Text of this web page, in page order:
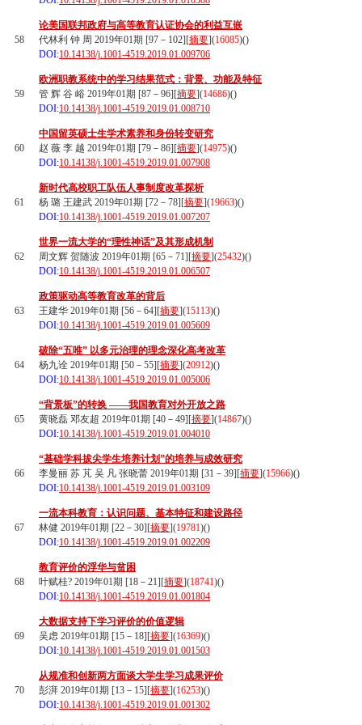
58
论美国联邦政府与高等教育认证协会的利益互嵌
代林利 钟 周 2019年01期 [97－102][摘要](16085)()
DOI:10.14138/j.1001-4519.2019.01.009706
59
欧洲职教系统中的学习结果范式：背景、功能及特征
管 辉 谷 峪 2019年01期 [87－96][摘要](14686)()
DOI:10.14138/j.1001-4519.2019.01.008710
60
中国留英硕士生学术素养和身份转变研究
赵 薇 李 越 2019年01期 [79－86][摘要](14975)()
DOI:10.14138/j.1001-4519.2019.01.007908
61
新时代高校职工队伍人事制度改革探析
杨 璐 王建武 2019年01期 [72－78][摘要](19663)()
DOI:10.14138/j.1001-4519.2019.01.007207
62
世界一流大学的“理性神话”及其形成机制
周文辉 贺随波 2019年01期 [65－71][摘要](25432)()
DOI:10.14138/j.1001-4519.2019.01.006507
63
政策驱动高等教育改革的背后
王建华 2019年01期 [56－64][摘要](15113)()
DOI:10.14138/j.1001-4519.2019.01.005609
64
破除“五唯” 以多元治理的理念深化高考改革
杨九诠 2019年01期 [50－55][摘要](20912)()
DOI:10.14138/j.1001-4519.2019.01.005006
65
“背景板”的转换 ——我国教育对外开放之路
黄晓磊 邓友超 2019年01期 [40－49][摘要](14867)()
DOI:10.14138/j.1001-4519.2019.01.004010
66
“基础学科拔尖学生培养计划”的培养与成效研究
李曼丽 苏 芃 吴 凡 张晓蕾 2019年01期 [31－39][摘要](15966)()
DOI:10.14138/j.1001-4519.2019.01.003109
67
一流本科教育：认识问题、基本特征和建设路径
林健 2019年01期 [22－30][摘要](19781)()
DOI:10.14138/j.1001-4519.2019.01.002209
68
教育评价的浮华与贫困
叶赋桂? 2019年01期 [18－21][摘要](18741)()
DOI:10.14138/j.1001-4519.2019.01.001804
69
大数据支持下学习评价的价值逻辑
吴虑 2019年01期 [15－18][摘要](16369)()
DOI:10.14138/j.1001-4519.2019.01.001503
70
从规准和创新两方面谈大学生学习成果评价
彭湃 2019年01期 [13－15][摘要](16253)()
DOI:10.14138/j.1001-4519.2019.01.001302